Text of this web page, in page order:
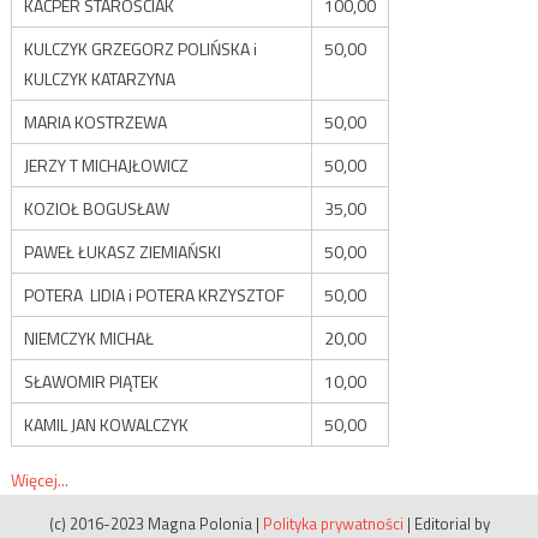
KACPER STAROŚCIAK
100,00
KULCZYK GRZEGORZ POLIŃSKA i
KULCZYK KATARZYNA
50,00
MARIA KOSTRZEWA
50,00
JERZY T MICHAJŁOWICZ
50,00
KOZIOŁ BOGUSŁAW
35,00
PAWEŁ ŁUKASZ ZIEMIAŃSKI
50,00
POTERA LIDIA i POTERA KRZYSZTOF
50,00
NIEMCZYK MICHAŁ
20,00
SŁAWOMIR PIĄTEK
10,00
KAMIL JAN KOWALCZYK
50,00
Więcej...
(c) 2016-2023 Magna Polonia | Polityka prywatności | Editorial by